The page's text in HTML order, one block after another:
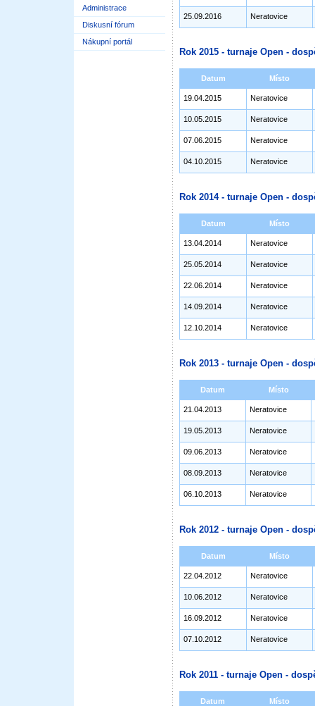
Administrace
Diskusní fórum
Nákupní portál
25.09.2016 Neratovice
Rok 2015 - turnaje Open -
Datum Místo
19.04.2015 Neratovice
10.05.2015 Neratovice
07.06.2015 Neratovice
04.10.2015 Neratovice
Rok 2014 - turnaje Open -
Datum Místo
13.04.2014 Neratovice
25.05.2014 Neratovice
22.06.2014 Neratovice
14.09.2014 Neratovice
12.10.2014 Neratovice
Rok 2013 - turnaje Open -
Datum Místo
21.04.2013 Neratovice
19.05.2013 Neratovice
09.06.2013 Neratovice
08.09.2013 Neratovice
06.10.2013 Neratovice
Rok 2012 - turnaje Open -
Datum Místo
22.04.2012 Neratovice
10.06.2012 Neratovice
16.09.2012 Neratovice
07.10.2012 Neratovice
Rok 2011 - turnaje Open -
Datum Místo